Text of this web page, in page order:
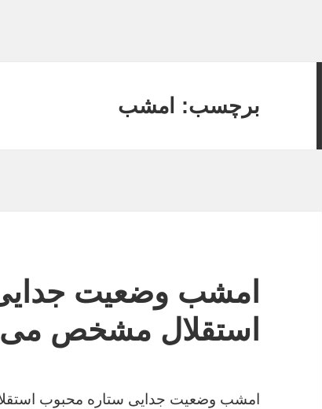
برچسب: امشب
امشب وضعیت
استقلال مشخص
امشب وضعیت جدایی ستاره محبوب